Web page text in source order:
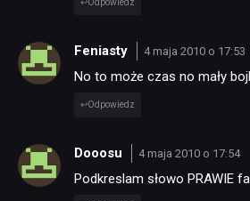
Odpowiedz
Feniasty 4 maja 2010 o 17:53
No to może czas no mały
Odpowiedz
Dooosu 4 maja 2010 o 17:54
Podkreslam słowo PRAWIE